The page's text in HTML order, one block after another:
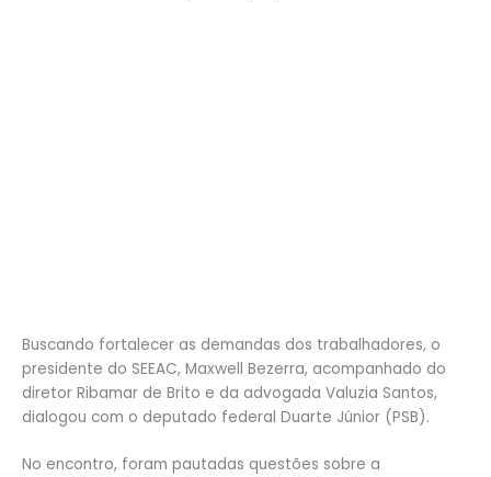
Buscando fortalecer as demandas dos trabalhadores, o
presidente do SEEAC, Maxwell Bezerra, acompanhado do
diretor Ribamar de Brito e da advogada Valuzia Santos,
dialogou com o deputado federal Duarte Júnior (PSB).
No encontro, foram pautadas questões sobre a